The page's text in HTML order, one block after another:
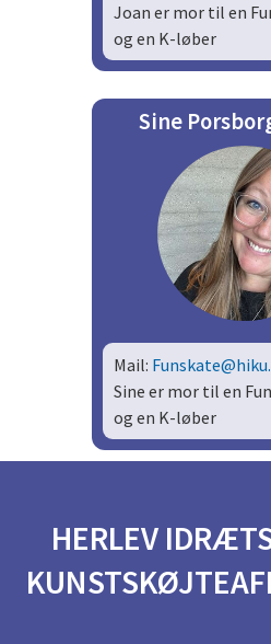
Joan er mor til en
og en K-løber
Sine
Mail:
Sine er mor til en
og en K-løber
HERLEV